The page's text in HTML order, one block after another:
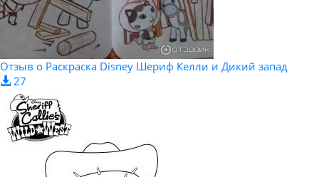
Отзыв о Раскраска Disney Шериф Келли и Дикий запад
27